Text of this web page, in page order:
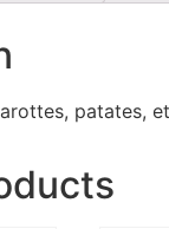
patates,